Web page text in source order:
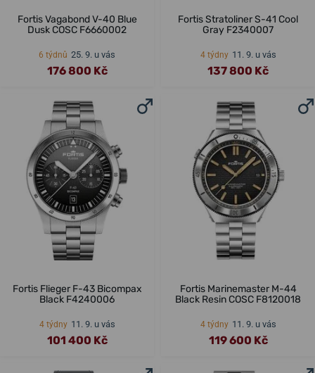
Fortis Vagabond V-40 Blue
Dusk COSC F6660002
6 týdnů 25. 9. u vás
176 800 Kč
Fortis Stratoliner S-41 Cool
Gray F2340007
4 týdny 11. 9. u vás
137 800 Kč
Fortis Flieger F-43 Bicompax
Black F4240006
4 týdny 11. 9. u vás
101 400 Kč
Fortis Marinemaster M-44
Black Resin COSC F8120018
4 týdny 11. 9. u vás
119 600 Kč